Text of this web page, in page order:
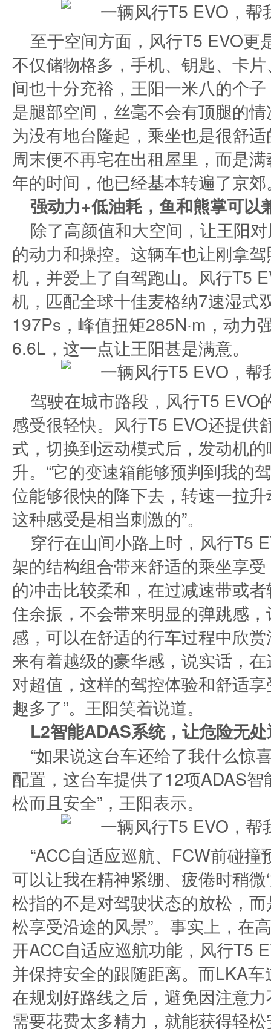
至于空间方面，风行T5 EVO更
不仅储物格多，手机、钥匙、卡
间也十分充裕，王阳一米八的个
是腿部空间，丝毫不会有顶腿的
为没有地台隆起，乘坐也是很舒
周末便不再宅在出租屋里，而是
年的时间，他已经基本转遍了京郊
强动力+低油耗，鱼和熊掌可以
除了高颜值和大空间，让王阳
的动力和操控。这辆车也让刚拿
机，并爱上了自驾跑山。风行T5
机，匹配全球十佳麦格纳7速湿式
197Ps，峰值扭矩285N·m，动力
6.6L，这一点让王阳甚是满意。
驾驶在城市路段，风行T5 EVO
感受很轻快。风行T5 EVO还提供
式，切换到运动模式后，发动机
升。“它的变速箱能够预判到我的
位能够很快的降下去，转速一拉
这种感受是相当刺激的”。
穿行在山间小路上时，风行T5
架的结构组合带来舒适的乘坐享
的冲击比较柔和，在过减速带或
住余振，不会带来明显的弹跳感
感，可以在舒适的行车过程中欣
来有着越级的豪华感，说实话，
对超值，这样的驾控体验和舒适
趣多了”。王阳笑着说道。
L2智能ADAS系统，让危险无
“如果说这台车还给了我什么惊
配置，这台车提供了12项ADAS
松而且安全”，王阳表示。
“ACC自适应巡航、FCW前碰
可以让我在精神紧绷、疲倦时稍微
松指的不是对驾驶状态的放松，
松享受沿途的风景”。事实上，在
开ACC自适应巡航功能，风行T5
并保持安全的跟随距离。而LKA
在规划好路线之后，避免因注意
需要花费太多精力，就能获得轻